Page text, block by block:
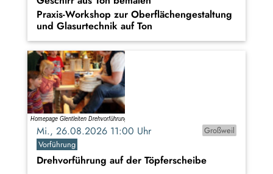
Praxis-Workshop zur Oberflächengestaltung
und Glasurtechnik auf Ton
Mi., 26.08.2026 11:00 Uhr
Großweil
Vorführung
Drehvorführung auf der Töpferscheibe